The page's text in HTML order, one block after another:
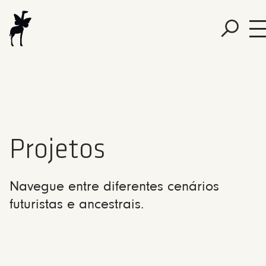
Projetos
Navegue entre diferentes cenários
futuristas e ancestrais.